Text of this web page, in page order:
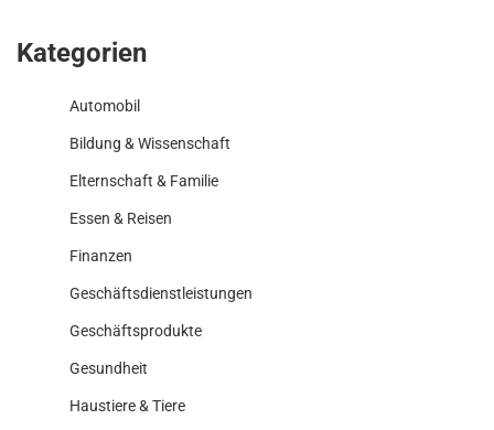
Kategorien
Automobil
Bildung & Wissenschaft
Elternschaft & Familie
Essen & Reisen
Finanzen
Geschäftsdienstleistungen
Geschäftsprodukte
Gesundheit
Haustiere & Tiere